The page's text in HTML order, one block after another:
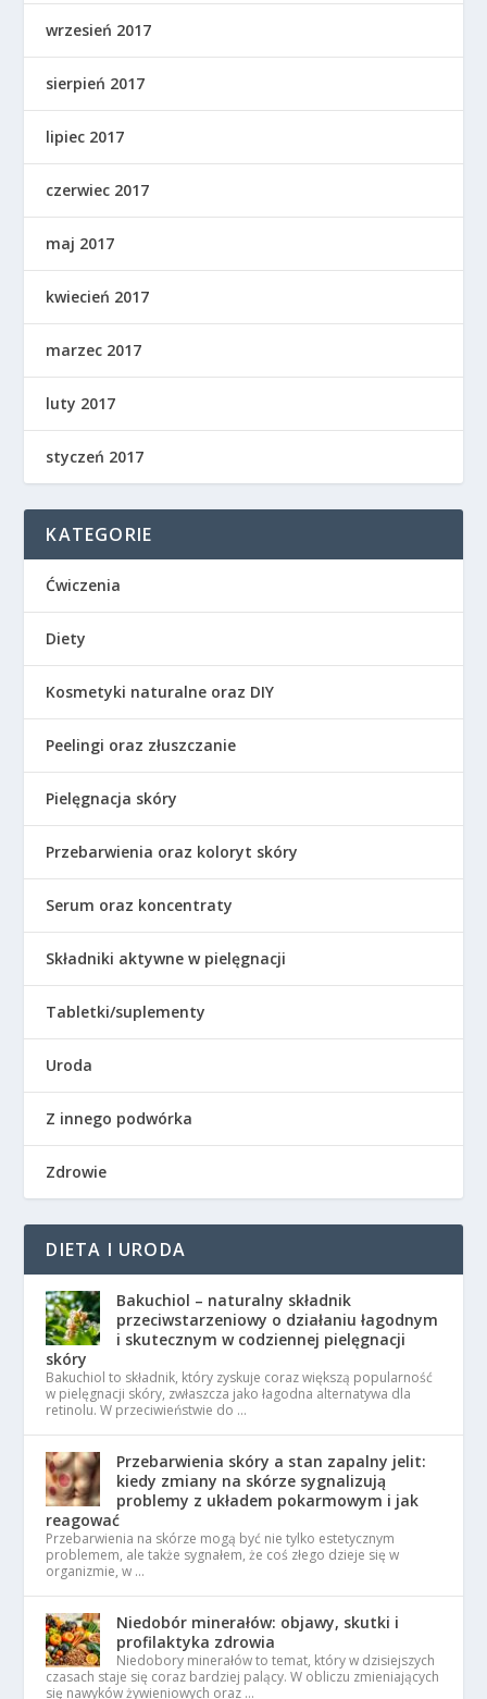
wrzesień 2017
sierpień 2017
lipiec 2017
czerwiec 2017
maj 2017
kwiecień 2017
marzec 2017
luty 2017
styczeń 2017
KATEGORIE
Ćwiczenia
Diety
Kosmetyki naturalne oraz DIY
Peelingi oraz złuszczanie
Pielęgnacja skóry
Przebarwienia oraz koloryt skóry
Serum oraz koncentraty
Składniki aktywne w pielęgnacji
Tabletki/suplementy
Uroda
Z innego podwórka
Zdrowie
DIETA I URODA
Bakuchiol – naturalny składnik
przeciwstarzeniowy o działaniu łagodnym
i skutecznym w codziennej pielęgnacji
skóry
Bakuchiol to składnik, który zyskuje coraz większą popularność
w pielęgnacji skóry, zwłaszcza jako łagodna alternatywa dla
retinolu. W przeciwieństwie do …
Przebarwienia skóry a stan zapalny jelit:
kiedy zmiany na skórze sygnalizują
problemy z układem pokarmowym i jak
reagować
Przebarwienia na skórze mogą być nie tylko estetycznym
problemem, ale także sygnałem, że coś złego dzieje się w
organizmie, w …
Niedobór minerałów: objawy, skutki i
profilaktyka zdrowia
Niedobory minerałów to temat, który w dzisiejszych
czasach staje się coraz bardziej palący. W obliczu zmieniających
się nawyków żywieniowych oraz …